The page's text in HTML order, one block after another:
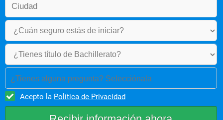
¿Tienes alguna pregunta? Selecciónala
Acepto la Política de Privacidad